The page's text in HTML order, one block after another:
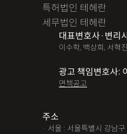
특허법인 테헤란
세무법인 테헤란
대표변호사·변리
이수학, 백상희, 서혁진
광고 책임변호사:
면책공고
주소
· 서울 : 서울특별시 강남